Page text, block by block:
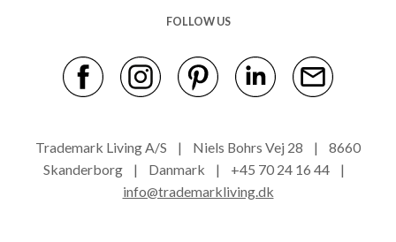
FOLLOW US
Trademark Living A/S | Niels Bohrs Vej 28 | 8660
Skanderborg | Danmark | +45 70 24 16 44 |
info@trademarkliving.dk